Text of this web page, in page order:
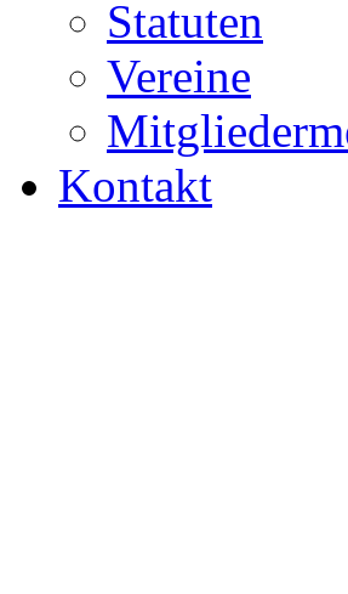
Statuten
Vereine
Kontakt